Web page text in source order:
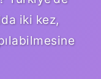
iki kez,